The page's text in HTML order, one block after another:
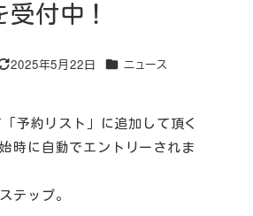
付中！
新日
2025年5月22日 カテゴリー
ニュース
予約リスト」に追加して頂く
時に自動でエントリーされま
テップ。